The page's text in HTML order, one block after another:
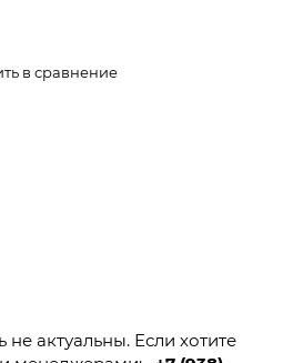
в сравнение
актуальны. Если хотите